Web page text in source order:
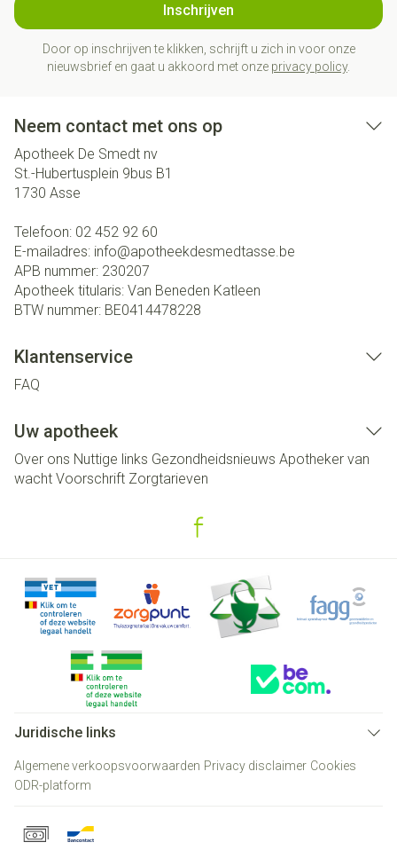
Inschrijven
Door op inschrijven te klikken, schrijft u zich in voor onze
nieuwsbrief en gaat u akkoord met onze privacy policy.
Neem contact met ons op
Apotheek De Smedt nv
St.-Hubertusplein 9bus B1
1730 Asse
Telefoon: 02 452 92 60
E-mailadres: info@apotheekdesmedtasse.be
APB nummer: 230207
Apotheek titularis: Van Beneden Katleen
BTW nummer: BE0414478228
Klantenservice
FAQ
Uw apotheek
Over ons Nuttige links Gezondheidsnieuws Apotheker van
wacht Voorschrift Zorgtarieven
Juridische links
Algemene verkoopsvoorwaarden Privacy disclaimer Cookies
ODR-platform